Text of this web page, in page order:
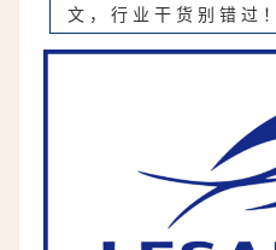
文，行业干货别错过！